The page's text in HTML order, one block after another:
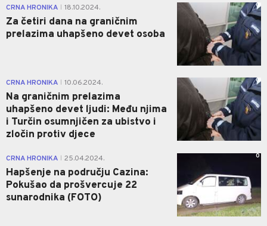
CRNA HRONIKA 18.10.2024.
Za četiri dana na graničnim
prelazima uhapšeno devet osoba
0
CRNA HRONIKA 10.06.2024.
Na graničnim prelazima
uhapšeno devet ljudi: Među njima
i Turčin osumnjičen za ubistvo i
zločin protiv djece
0
CRNA HRONIKA 25.04.2024.
Hapšenje na području Cazina:
Pokušao da prošvercuje 22
sunarodnika (FOTO)
0